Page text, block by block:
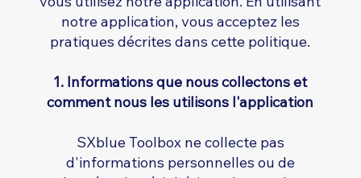
notre application, vous acceptez les
pratiques décrites dans cette politique.
1. Informations que nous collectons et
comment nous les utilisons l'application
SXblue Toolbox ne collecte pas
d'informations personnelles ou de